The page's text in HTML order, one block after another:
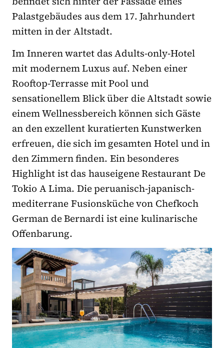
Palastgebäudes aus dem 17. Jahrhundert
mitten in der Altstadt.
Im Inneren wartet das Adults-only-Hotel
mit modernem Luxus auf. Neben einer
Rooftop-Terrasse mit Pool und
sensationellem Blick über die Altstadt sowie
einem Wellnessbereich können sich Gäste
an den exzellent kuratierten Kunstwerken
erfreuen, die sich im gesamten Hotel und in
den Zimmern finden. Ein besonderes
Highlight ist das hauseigene Restaurant De
Tokio A Lima. Die peruanisch-japanisch-
mediterrane Fusionsküche von Chefkoch
German de Bernardi ist eine kulinarische
Offenbarung.